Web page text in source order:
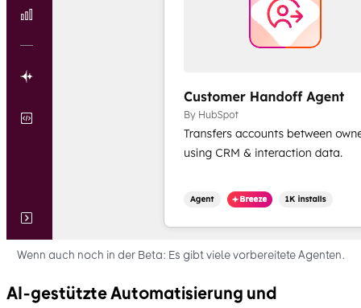
Wenn auch noch in der Beta: Es gibt viele vorbereitete Agenten.
AI-gestützte Automatisierung und